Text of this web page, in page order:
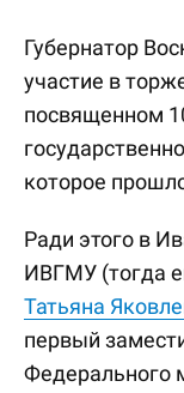
Губернатор
участие в
посвященном
которое
Ради этого в
ИВГМУ (тогда
Татьяна
первый
Федерального